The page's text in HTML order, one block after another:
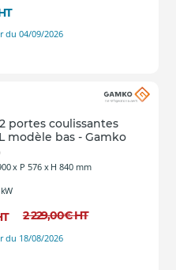
du 04/09/2026
portes coulissantes
modèle bas - Gamko
x P 576 x H 840 mm
2 229,00€HT
du 18/08/2026